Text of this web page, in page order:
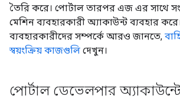
তৈরি করে। পোর্টাল তারপর এজ এর সাথে
মেশিন ব্যবহারকারী অ্যাকাউন্ট ব্যবহার
ব্যবহারকারীদের সম্পর্কে আরও জানতে,
স্বয়ংক্রিয় কাজগুলি দেখুন।
পোর্টাল ডেভেলপার